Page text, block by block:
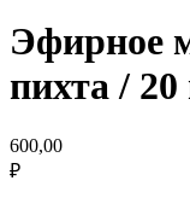
Эфирное
пихта /
600,00
₽